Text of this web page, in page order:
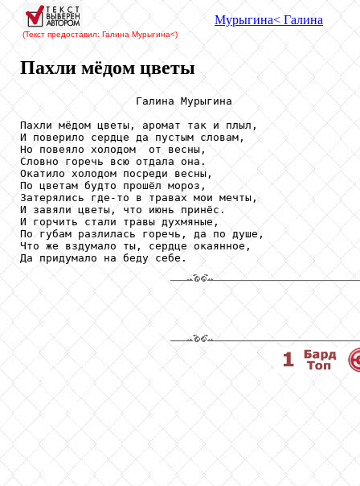
(Текст предоставил: Галина Мурыгина<)
Мурыгина< Галина
Пахли мёдом цветы
                  Галина Мурыгина
Пахли мёдом цветы, аромат так и плыл,
И поверило сердце да пустым словам,
Но повеяло холодом  от весны,
Словно горечь всю отдала она.
Окатило холодом посреди весны,
По цветам будто прошёл мороз,
Затерялись где-то в травах мои мечты,
И завяли цветы, что июнь принёс.
И горчить стали травы духмяные,
По губам разлилась горечь, да по душе,
Что же вздумало ты, сердце окаянное,